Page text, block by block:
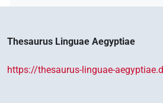
Thesaurus Linguae Aegyptiae
https://thesaurus-linguae-